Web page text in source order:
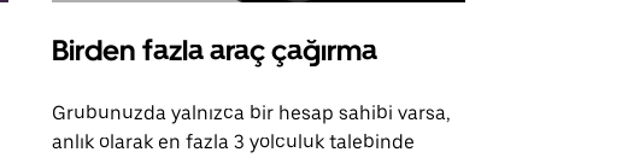
Birden fazla araç çağırma
Grubunuzda yalnızca bir hesap sahibi varsa,
anlık olarak en fazla 3 yolculuk talebinde